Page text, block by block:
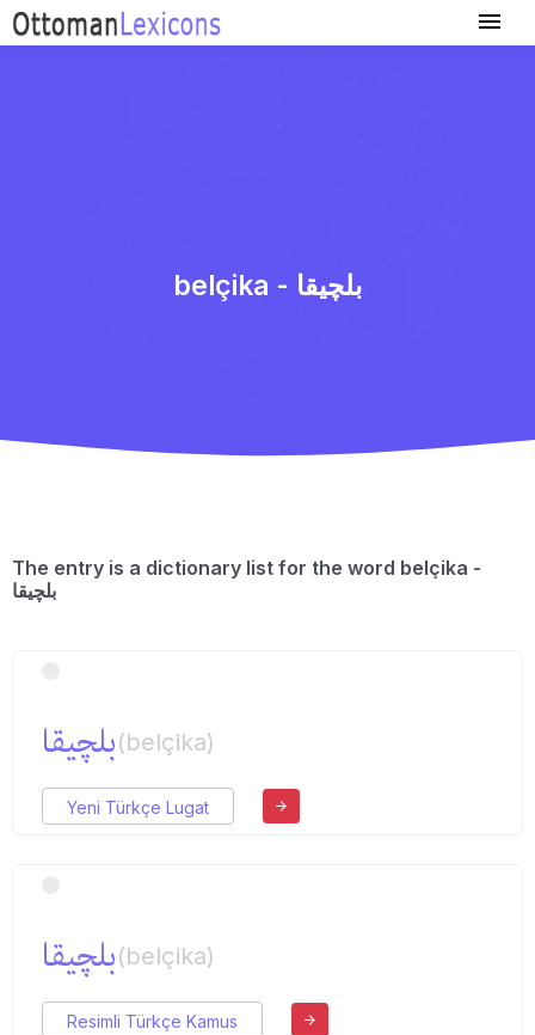
belçika - بلچیقا
The entry is a dictionary list for the word belçika -
بلچیقا
بلچیقا(belçika)
Yeni Türkçe Lugat
بلچیقا(belçika)
Resimli Türkçe Kamus